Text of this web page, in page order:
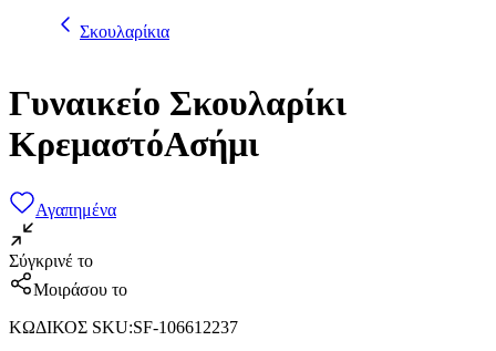
Σκουλαρίκια
Γυναικείο Σκουλαρίκι
ΚρεμαστόΑσήμι
Αγαπημένα
Σύγκρινέ το
Μοιράσου το
ΚΩΔΙΚΟΣ SKU:SF-106612237